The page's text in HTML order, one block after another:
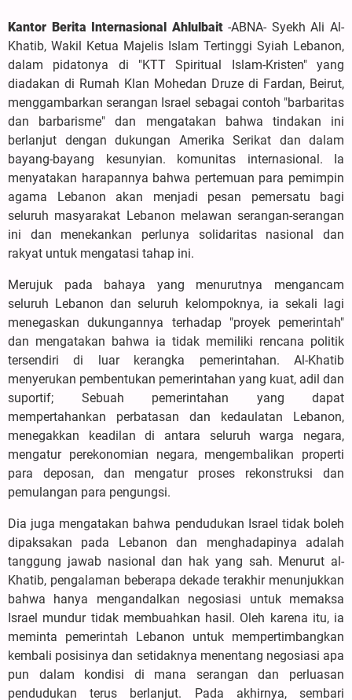
Kantor Berita Internasional Ahlulbait-ABNA- Syekh Ali Al-
Khatib, Wakil Ketua Majelis Islam Tertinggi Syiah Lebanon,
dalam pidatonya di "KTT Spiritual Islam-Kristen" yang
diadakan di Rumah Klan Mohedan Druze di Fardan, Beirut,
menggambarkan serangan Israel sebagai contoh "barbaritas
dan barbarisme" dan mengatakan bahwa tindakan ini
berlanjut dengan dukungan Amerika Serikat dan dalam
bayang-bayang kesunyian. komunitas internasional. Ia
menyatakan harapannya bahwa pertemuan para pemimpin
agama Lebanon akan menjadi pesan pemersatu bagi
seluruh masyarakat Lebanon melawan serangan-serangan
ini dan menekankan perlunya solidaritas nasional dan
rakyat untuk mengatasi tahap ini.
Merujuk pada bahaya yang menurutnya mengancam
seluruh Lebanon dan seluruh kelompoknya, ia sekali lagi
menegaskan dukungannya terhadap "proyek pemerintah"
dan mengatakan bahwa ia tidak memiliki rencana politik
tersendiri di luar kerangka pemerintahan. Al-Khatib
menyerukan pembentukan pemerintahan yang kuat, adil dan
suportif; Sebuah pemerintahan yang dapat
mempertahankan perbatasan dan kedaulatan Lebanon,
menegakkan keadilan di antara seluruh warga negara,
mengatur perekonomian negara, mengembalikan properti
para deposan, dan mengatur proses rekonstruksi dan
pemulangan para pengungsi.
Dia juga mengatakan bahwa pendudukan Israel tidak boleh
dipaksakan pada Lebanon dan menghadapinya adalah
tanggung jawab nasional dan hak yang sah. Menurut al-
Khatib, pengalaman beberapa dekade terakhir menunjukkan
bahwa hanya mengandalkan negosiasi untuk memaksa
Israel mundur tidak membuahkan hasil. Oleh karena itu, ia
meminta pemerintah Lebanon untuk mempertimbangkan
kembali posisinya dan setidaknya menentang negosiasi apa
pun dalam kondisi di mana serangan dan perluasan
pendudukan terus berlanjut. Pada akhirnya, sembari